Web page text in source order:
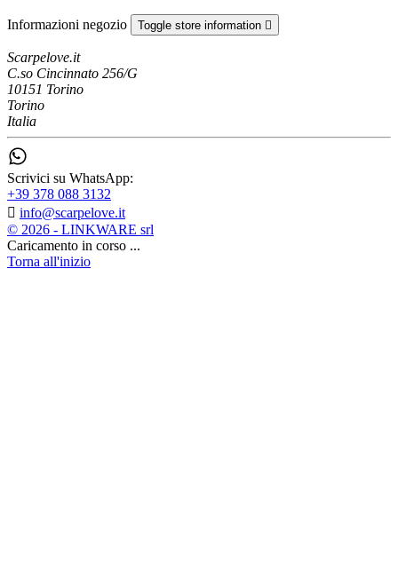
Informazioni negozio Toggle store information 
Scarpelove.it
C.so Cincinnato 256/G
10151 Torino
Torino
Italia
Scrivici su WhatsApp:
+39 378 088 3132
 info@scarpelove.it
© 2026 - LINKWARE srl
Caricamento in corso ...
Torna all'inizio